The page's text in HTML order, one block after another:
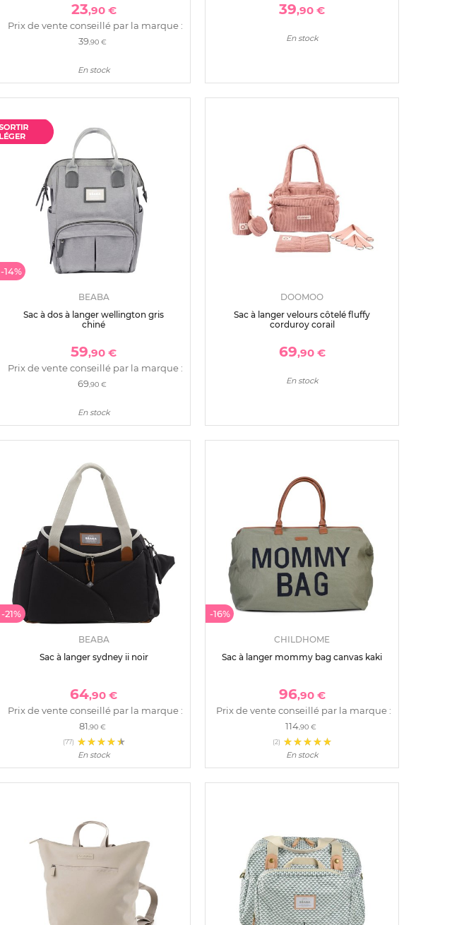
23,90 €
Prix de vente conseillé par la marque :
39,90 €
En stock
39,90 €
En stock
-14%
BEABA
Sac à dos à langer wellington gris
chiné
59,90 €
Prix de vente conseillé par la marque :
69,90 €
En stock
DOOMOO
Sac à langer velours côtelé fluffy
corduroy corail
69,90 €
En stock
-21%
BEABA
Sac à langer sydney ii noir
64,90 €
Prix de vente conseillé par la marque :
81 ,90 €
(77)
En stock
-16%
CHILDHOME
Sac à langer mommy bag canvas kaki
96,90 €
Prix de vente conseillé par la marque :
114,90 €
(2)
En stock